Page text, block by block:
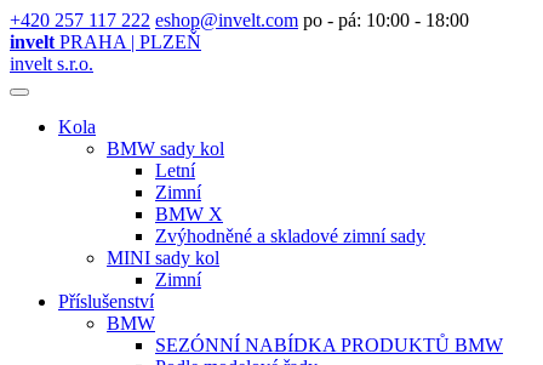
+420 257 117 222 eshop@invelt.com po - pá: 10:00 - 18:00
invelt PRAHA | PLZEŇ
invelt s.r.o.
Kola
BMW sady kol
Letní
Zimní
BMW X
Zvýhodněné a skladové zimní sady
MINI sady kol
Zimní
Příslušenství
BMW
SEZÓNNÍ NABÍDKA PRODUKTŮ BMW